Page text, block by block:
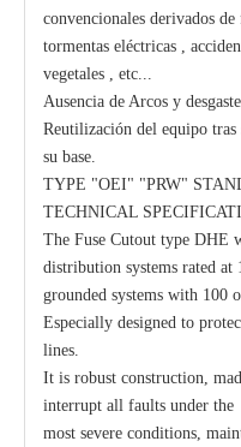
convencionales derivados
tormentas eléctricas ,
vegetales , etc...
Ausencia de Arcos y
Reutilización del equipo
su base.
TYPE "OEI" "PRW"
TECHNICAL
The Fuse Cutout type DHE
distribution systems rated
grounded systems with 100
Especially designed to
lines.
It is robust construction,
interrupt all faults under the
most severe conditions,